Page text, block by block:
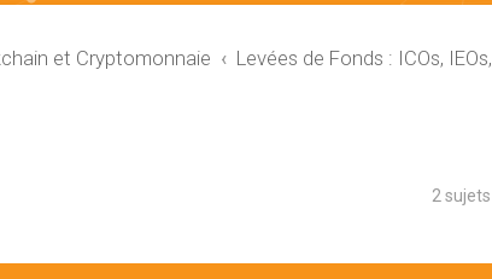
et Cryptomonnaie Levées de Fonds : ICOs,
2 sujets